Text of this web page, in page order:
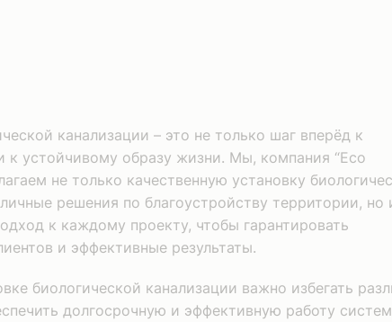
канализации – это не только шаг вперёд к
к устойчивому образу жизни. Мы, компания “Eco
не только качественную установку
решения по благоустройству территории, но
к каждому проекту, чтобы гарантировать
и эффективные результаты.
биологической канализации важно избегать
долгосрочную и эффективную работу